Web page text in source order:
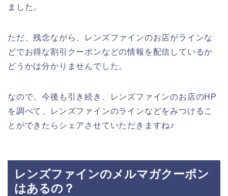
ました。
ただ、残念ながら、レンズファインのお店がラインな
どでお得な割引クーポンなどの情報を配信しているか
どうかは分かりませんでした。
なので、今後も引き続き、レンズファインのお店のHP
を調べて、レンズファインのラインなどをみつけるこ
とができたらシェアさせていただきますね♪
レンズファインのメルマガクーポン
はあるの？